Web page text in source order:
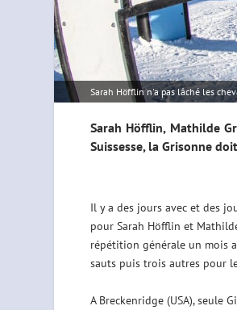
Sarah Höfflin n'a pas lâché les
Sarah Höfflin, Mathilde
Suissesse, la Grisonne
Il y a des jours avec et des
pour Sarah Höfflin et
répétition générale un mois
sauts puis trois autres pour
A Breckenridge (USA), seule